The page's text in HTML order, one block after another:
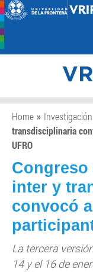
Home » Investigación
transdisciplinaria
UFRO
inter y
convocó
La tercera
14 y el 16 de